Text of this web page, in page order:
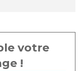
votre
!